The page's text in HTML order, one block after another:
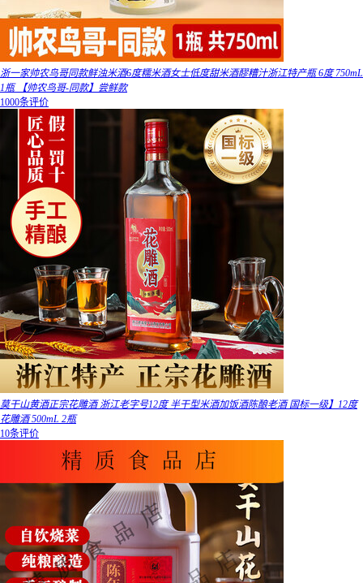
浙一家帅农鸟哥同款鲜浊米酒6度糯米酒女士低度甜米酒醪糟汁浙江特产瓶 6度 750mL
1瓶 【帅农鸟哥-同款】尝鲜款
1000条评价
莫干山黄酒正宗花雕酒 浙江老字号12度 半干型米酒加饭酒陈酿老酒 国标一级】12度
花雕酒 500mL 2瓶
10条评价